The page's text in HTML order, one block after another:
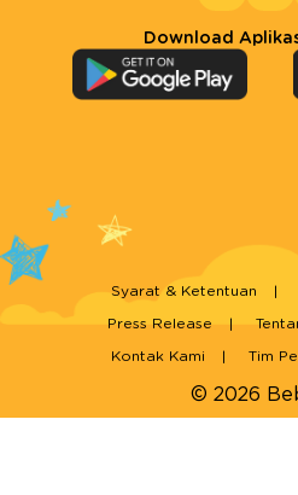
Download
© 2026
Syarat & Ketentuan
Press Release
Kontak Kami Tim